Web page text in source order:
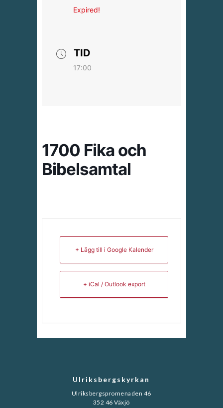
Expired!
TID
17:00
1700 Fika och
Bibelsamtal
+ Lägg till i Google Kalender
+ iCal / Outlook export
Ulriksbergskyrkan
Ulriksbergspromenaden 46
352 46 Växjö